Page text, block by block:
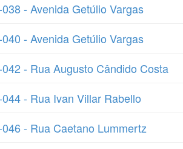
- Avenida Getúlio Vargas
- Avenida Getúlio Vargas
- Rua Augusto Cândido Costa
- Rua Ivan Villar Rabello
- Rua Caetano Lummertz